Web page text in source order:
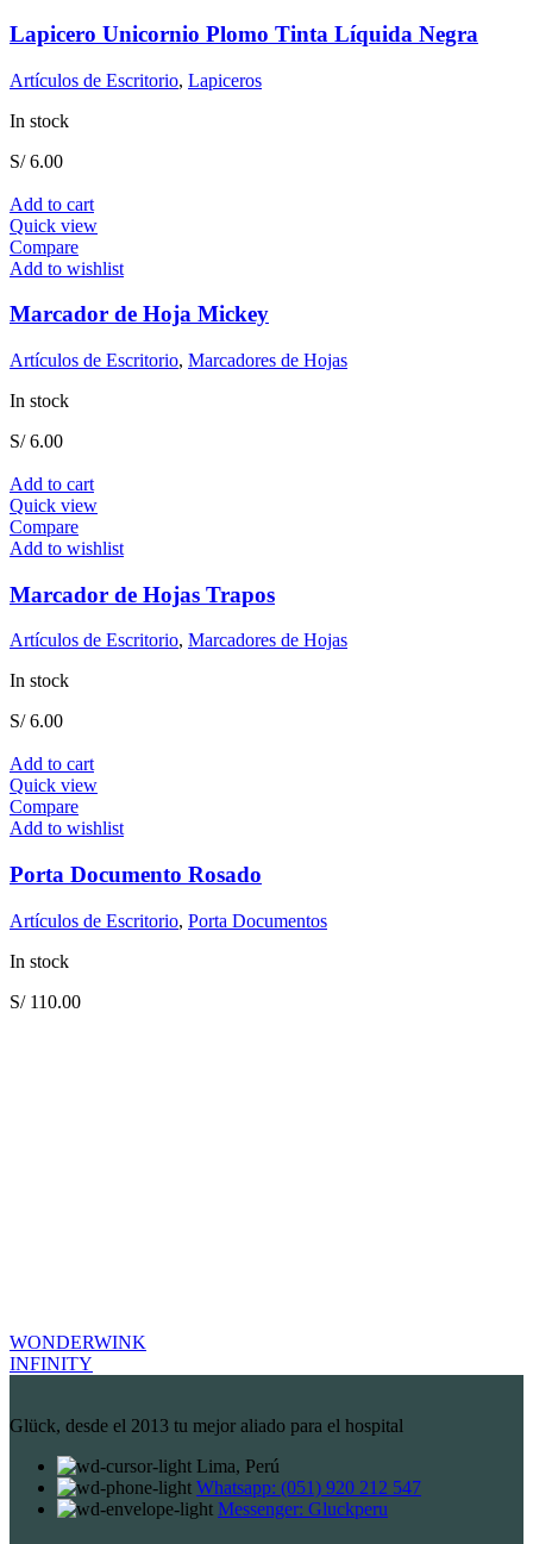
Lapicero Unicornio Plomo Tinta Líquida Negra
Artículos de Escritorio, Lapiceros
In stock
S/6.00
Add to cart
Quick view
Compare
Add to wishlist
Marcador de Hoja Mickey
Artículos de Escritorio, Marcadores de Hojas
In stock
S/6.00
Add to cart
Quick view
Compare
Add to wishlist
Marcador de Hojas Trapos
Artículos de Escritorio, Marcadores de Hojas
In stock
S/6.00
Add to cart
Quick view
Compare
Add to wishlist
Porta Documento Rosado
Artículos de Escritorio, Porta Documentos
In stock
S/110.00
WONDERWINK
INFINITY
Glück, desde el 2013 tu mejor aliado para el hospital
Lima, Perú
Whatsapp: (051) 920 212 547
Messenger: Gluckperu